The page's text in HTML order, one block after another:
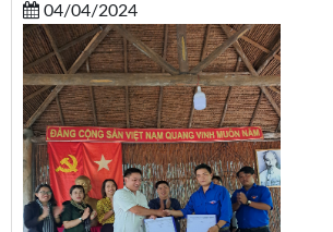
04/04/2024